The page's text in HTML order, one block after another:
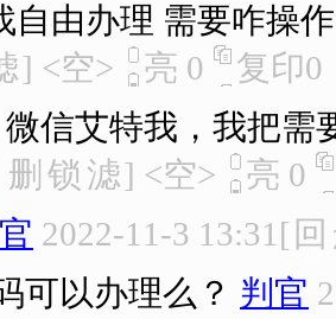
自由办理 需要咋操
] <空> 亮 0 复印0
微信艾特我，我把需
删 锁 滤] <空> 亮 0
2022-11-3 13:31 [ 回
可以办理么？ 判官